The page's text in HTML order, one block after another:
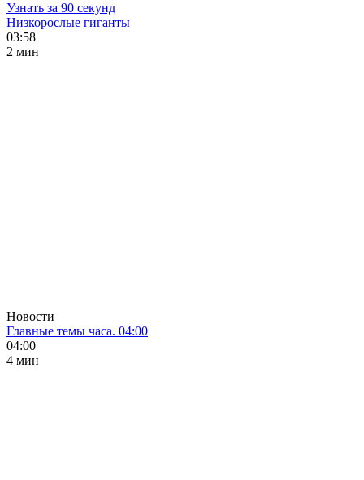
Узнать за 90 секунд
Низкорослые гиганты
03:58
2 мин
Новости
Главные темы часа. 04:00
04:00
4 мин